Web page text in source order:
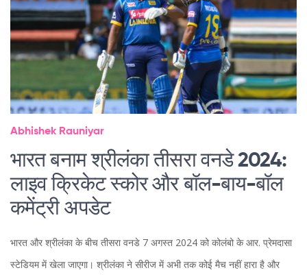
Abhishek Rauniyar
भारत बनाम श्रीलंका तीसरा वनडे 2024:
लाइव क्रिकेट स्कोर और बॉल-बाय-बॉल
कमेंट्री अपडेट
भारत और श्रीलंका के बीच तीसरा वनडे 7 अगस्त 2024 को कोलंबो के आर. प्रेमदासा
स्टेडियम में खेला जाएगा। श्रीलंका ने सीरीज में अभी तक कोई मैच नहीं हारा है और